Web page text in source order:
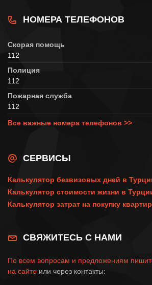
НОМЕРА ТЕЛЕФОНОВ
Скорая помощь
112
Полиция
112
Пожарная служба
112
Все важные номера телефонов >>
СЕРВИСЫ
Калькулятор безвизовых дней в
Калькулятор стоимости жизни в
Калькулятор затрат на покупку
СВЯЖИТЕСЬ С НАМИ
По всем вопросам и предложениям
на сайте или через контакты: